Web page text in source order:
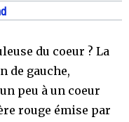
du coeur ? La
de gauche,
peu à un coeur
rouge émise par